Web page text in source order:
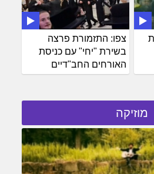
צפו: התזמורת פרצה
בשירת "יחי" עם כניסת
האורחים החב"דיים
מוזיקה